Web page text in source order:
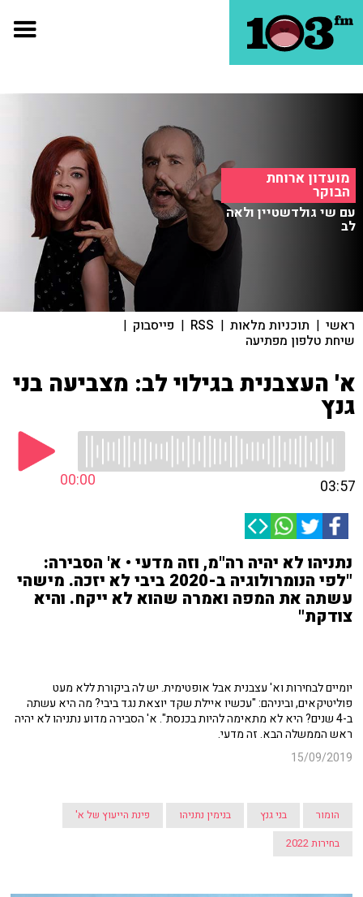
מועדון ארוחת
הבוקר
עם שי גולדשטיין ולאה
לב
ראשי | תוכניות מלאות |
RSS
| פייסבוק |
שיחת טלפון מפתיעה
א' העצבנית בגילוי לב: מצביעה בני
גנץ
00:00 03:57
נתניהו לא יהיה רה"מ, וזה מדעי • א' הסבירה:
"לפי הנומרולוגיה ב-2020 ביבי לא יזכה. מישהי
עשתה את המפה ואמרה שהוא לא ייקח. והיא
צודקת"
יומיים לבחירות וא' עצבנית אבל אופטימית. יש לה ביקורת ללא מעט
פוליטיקאים, וביניהם: "עכשיו איילת שקד יוצאת נגד ביבי? מה היא עשתה
ב-4 שנים? היא לא מתאימה להיות בכנסת". א' הסבירה מדוע נתניהו לא יהיה
ראש הממשלה הבא. זה מדעי.
15/09/2019
הומור בני גנץ בנימין נתניהו
פינת הייעוץ של א'
בחירות 2022